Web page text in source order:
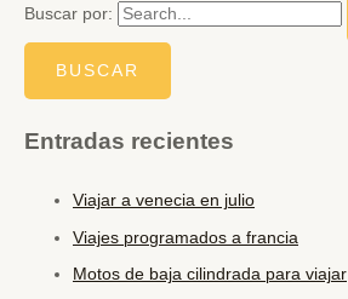
Buscar por:
Entradas recientes
Viajar a venecia en julio
Viajes programados a francia
Motos de baja cilindrada para viajar